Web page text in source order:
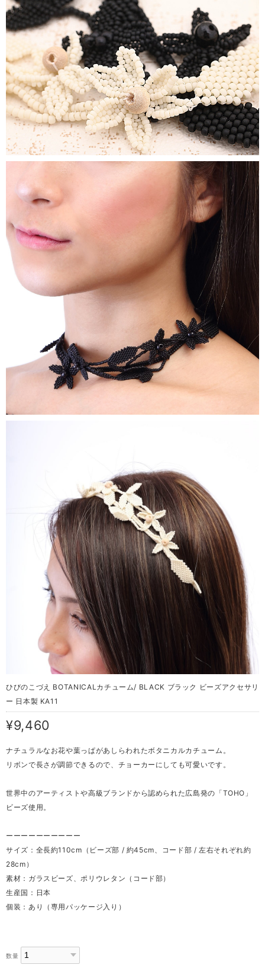
ひびのこづえ BOTANICALカチューム/ BLACK ブラック ビーズアクセサリ
ー 日本製 KA11
¥9,460
ナチュラルなお花や葉っぱがあしらわれたボタニカルカチューム。
リボンで長さが調節できるので、チョーカーにしても可愛いです。
世界中のアーティストや高級ブランドから認められた広島発の「TOHO」
ビーズ使用。
ーーーーーーーーーー
サイズ：全長約110cm（ビーズ部 / 約45cm、コード部 / 左右それぞれ約
28cm）
素材：ガラスビーズ、ポリウレタン（コード部）
生産国：日本
個装：あり（専用パッケージ入り）
数量